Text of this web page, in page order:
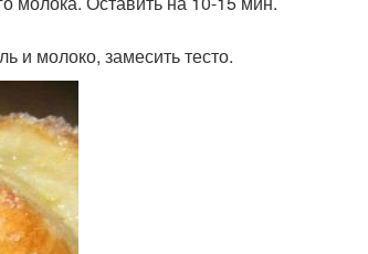
и молоко, замесить тесто.